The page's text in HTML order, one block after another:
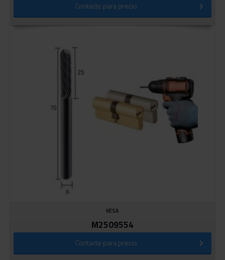
Contacte para precio
KESA
M2509554
Contacte para precio